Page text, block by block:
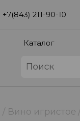
+7(843) 211-90-10
Каталог
Вино игристое